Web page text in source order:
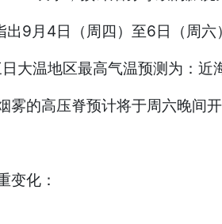
出9月4日（周四）至6日（周
大温地区最高气温预测为：
的高压脊预计将于周六晚间开
变化：